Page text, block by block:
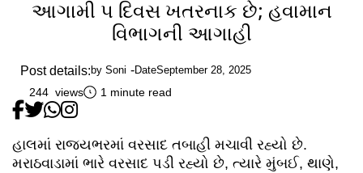
આગામી ૫ દિવસ ખતરનાક છે; હવામાન
વિભાગની આગાહી
Post details: by Soni DateSeptember 28, 2025
244 views 1 minute read
હાલમાં રાજ્યભરમાં વરસાદ તબાહી મચાવી રહ્યો છે.
મરાઠવાડામાં ભારે વરસાદ પડી રહ્યો છે, ત્યારે મુંબઈ, થાણે,